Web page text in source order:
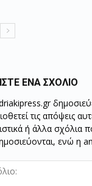
ΕΝΑ ΣΧΟΛΙΟ
τις απόψεις
ή άλλα σχόλια
ενώ η